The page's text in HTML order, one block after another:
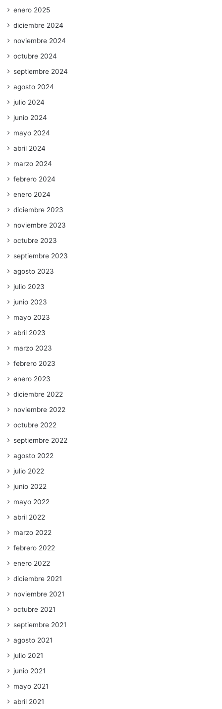
enero 2025
diciembre 2024
noviembre 2024
octubre 2024
septiembre 2024
agosto 2024
julio 2024
junio 2024
mayo 2024
abril 2024
marzo 2024
febrero 2024
enero 2024
diciembre 2023
noviembre 2023
octubre 2023
septiembre 2023
agosto 2023
julio 2023
junio 2023
mayo 2023
abril 2023
marzo 2023
febrero 2023
enero 2023
diciembre 2022
noviembre 2022
octubre 2022
septiembre 2022
agosto 2022
julio 2022
junio 2022
mayo 2022
abril 2022
marzo 2022
febrero 2022
enero 2022
diciembre 2021
noviembre 2021
octubre 2021
septiembre 2021
agosto 2021
julio 2021
junio 2021
mayo 2021
abril 2021